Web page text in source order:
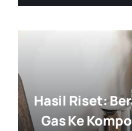
Hasil Riset:
Gas Ke